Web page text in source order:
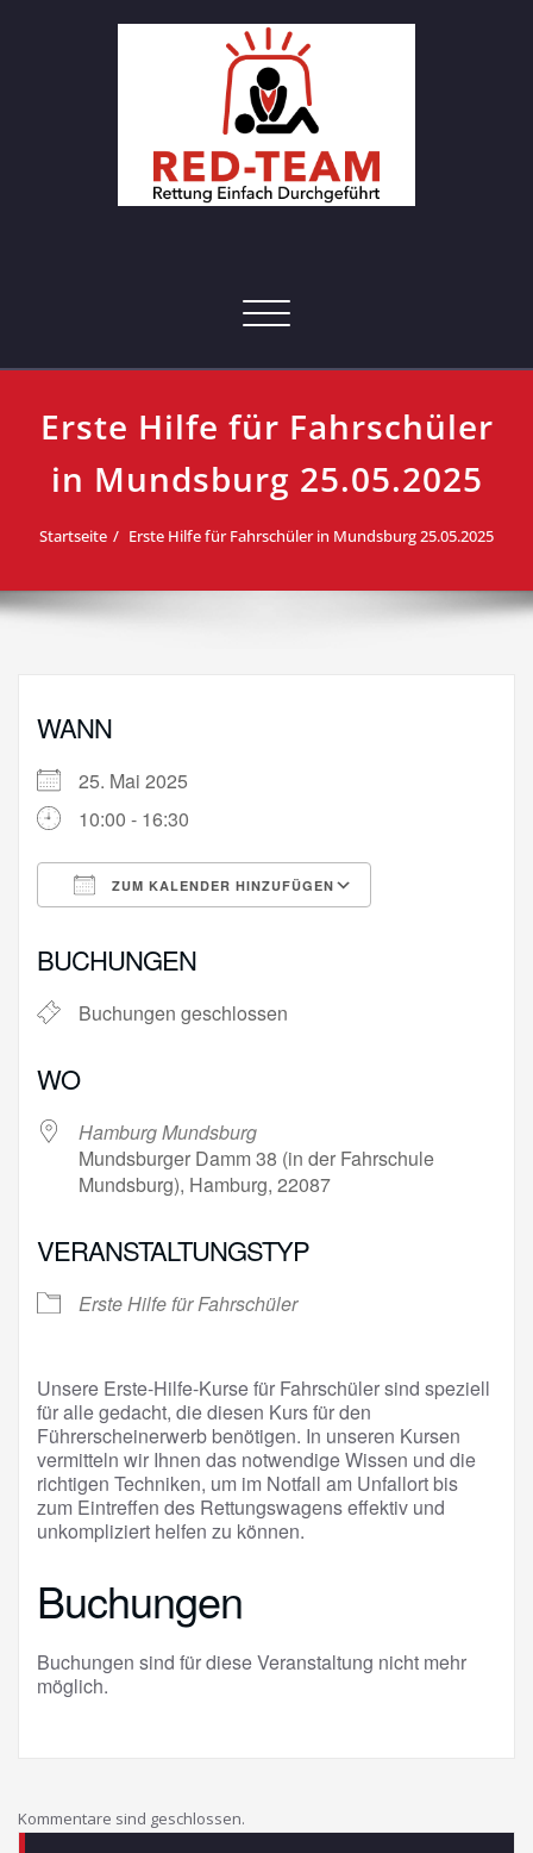
Hamburg
Toggle navigation
Erste Hilfe für Fahrschüler
in Mundsburg 25.05.2025
Startseite Erste Hilfe für Fahrschüler in Mundsburg 25.05.2025
WANN
25. Mai 2025
10:00 - 16:30
ZUM KALENDER HINZUFÜGEN
BUCHUNGEN
Buchungen geschlossen
WO
Hamburg Mundsburg
Mundsburger Damm 38 (in der Fahrschule
Mundsburg), Hamburg, 22087
VERANSTALTUNGSTYP
Erste Hilfe für Fahrschüler
Unsere Erste-Hilfe-Kurse für Fahrschüler sind speziell
für alle gedacht, die diesen Kurs für den
Führerscheinerwerb benötigen. In unseren Kursen
vermitteln wir Ihnen das notwendige Wissen und die
richtigen Techniken, um im Notfall am Unfallort bis
zum Eintreffen des Rettungswagens effektiv und
unkompliziert helfen zu können.
Buchungen
Buchungen sind für diese Veranstaltung nicht mehr
möglich.
Kommentare sind geschlossen.